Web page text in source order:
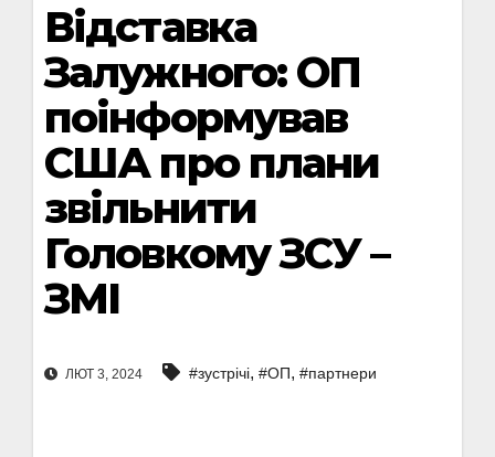
Відставка
Залужного: ОП
поінформував
США про плани
звільнити
Головкому ЗСУ –
ЗМІ
ЛЮТ 3, 2024 #зустрічі, #ОП, #партнери